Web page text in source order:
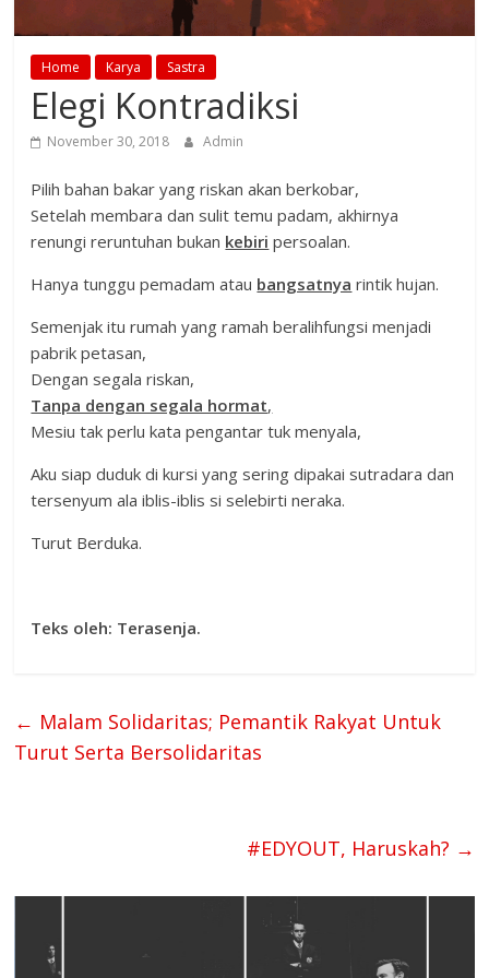
Home Karya Sastra
Elegi Kontradiksi
November 30, 2018 Admin
Pilih bahan bakar yang riskan akan berkobar,
Setelah membara dan sulit temu padam, akhirnya
renungi reruntuhan bukan kebiri persoalan.
Hanya tunggu pemadam atau bangsatnya rintik hujan.
Semenjak itu rumah yang ramah beralihfungsi menjadi
pabrik petasan,
Dengan segala riskan,
Tanpa dengan segala hormat,
Mesiu tak perlu kata pengantar tuk menyala,
Aku siap duduk di kursi yang sering dipakai sutradara dan
tersenyum ala iblis-iblis si selebirti neraka.
Turut Berduka.
Teks oleh: Terasenja.
← Malam Solidaritas; Pemantik Rakyat Untuk
Turut Serta Bersolidaritas
#EDYOUT, Haruskah? →